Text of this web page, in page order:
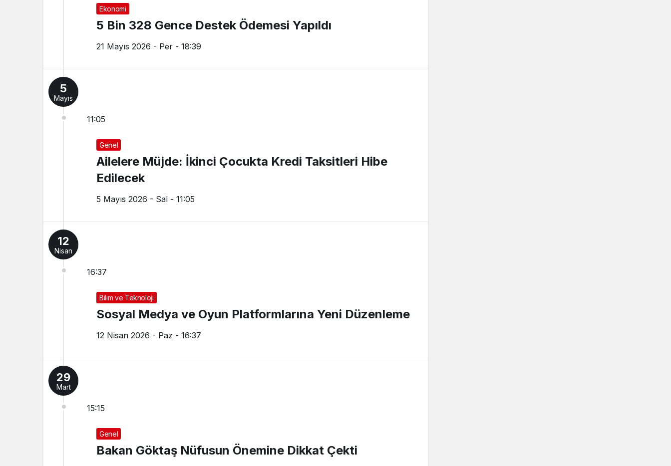
Ekonomi
5 Bin 328 Gence Destek Ödemesi Yapıldı
21 Mayıs 2026 - Per - 18:39
5
Mayıs
11:05
Genel
Ailelere Müjde: İkinci Çocukta Kredi Taksitleri Hibe
Edilecek
5 Mayıs 2026 - Sal - 11:05
12
Nisan
16:37
Bilim ve Teknoloji
Sosyal Medya ve Oyun Platformlarına Yeni Düzenleme
12 Nisan 2026 - Paz - 16:37
29
Mart
15:15
Genel
Bakan Göktaş Nüfusun Önemine Dikkat Çekti